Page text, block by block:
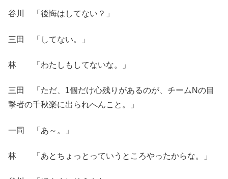
谷川 「後悔はしてない？」
三田 「してない。」
林 「わたしもしてないな。」
三田 「ただ、1個だけ心残りがあるのが、チームNの目
撃者の千秋楽に出られへんこと。」
一同 「あ～。」
林 「あとちょっとっていうところやったからな。」